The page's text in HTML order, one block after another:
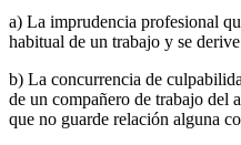
a) La imprudencia profesional
habitual de un trabajo y se
b) La concurrencia de
de un compañero de trabajo del
que no guarde relación alguna